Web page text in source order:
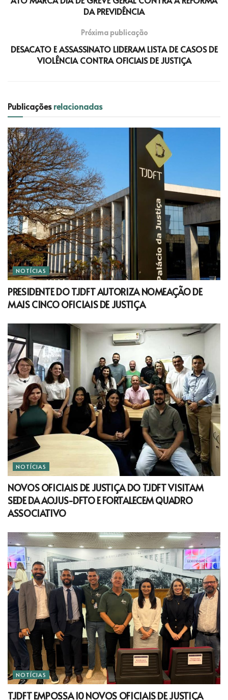
DA PREVIDÊNCIA
Próxima publicação
DESACATO E ASSASSINATO LIDERAM LISTA DE CASOS DE
VIOLÊNCIA CONTRA OFICIAIS DE JUSTIÇA
Publicaçõesrelacionadas
NOTÍCIAS
PRESIDENTE DO TJDFT AUTORIZA NOMEAÇÃO DE
MAIS CINCO OFICIAIS DE JUSTIÇA
NOTÍCIAS
NOVOS OFICIAIS DE JUSTIÇA DO TJDFT VISITAM
SEDE DA AOJUS-DFTO E FORTALECEM QUADRO
ASSOCIATIVO
NOTÍCIAS
TJDFT EMPOSSA 10 NOVOS OFICIAIS DE JUSTIÇA